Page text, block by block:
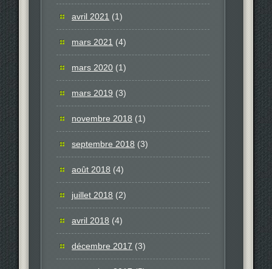
avril 2021 (1)
mars 2021 (4)
mars 2020 (1)
mars 2019 (3)
novembre 2018 (1)
septembre 2018 (3)
août 2018 (4)
juillet 2018 (2)
avril 2018 (4)
décembre 2017 (3)